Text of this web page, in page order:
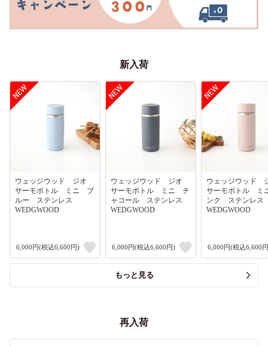
新入荷
ウェッジウッド ジオ
サーモボトル ミニ ブ
ルー ステンレス
WEDGWOOD
6,000円(税込6,600円)
ウェッジウッド ジオ
サーモボトル ミニ チ
ャコール ステンレス
WEDGWOOD
6,000円(税込6,600円)
ウェッジウッド
サーモボトル
ンク ステンレ
WEDGWOOD
6,000円(税込6,600
もっと見る
再入荷